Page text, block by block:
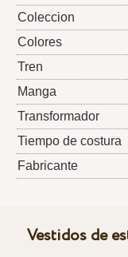
Coleccion
Colores
Tren
Manga
Transformador
Tiempo de costura
Fabricante
Vestidos de